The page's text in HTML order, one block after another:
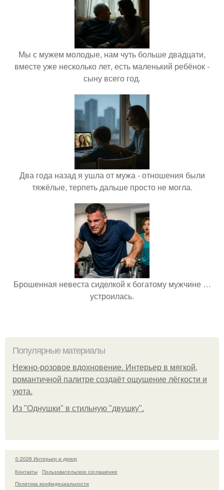
Мы с мужем молодые, нам чуть больше двадцати,
вместе уже несколько лет, есть маленький ребёнок -
сыну всего год.
Два года назад я ушла от мужа - отношения были
тяжёлые, терпеть дальше просто не могла.
Брошенная невеста сиделкой к богатому мужчине …
устроилась.
Популярные материалы
Нежно-розовое вдохновение. Интерьер в мягкой,
романтичной палитре создаёт ощущение лёгкости и
уюта.
Из "Однушки" в стильную "двушку".
© 2026 Интерьер и декор
Контакты
Пользовательское соглашение
Политика конфидециальности